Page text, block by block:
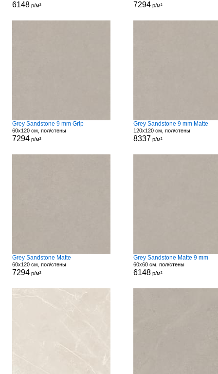
6148 р/м² 7294 р/м²
Grey Sandstone 9 mm Grip
60x120 см, пол/стены
7294 р/м²
Grey Sandstone 9 mm Matte
120x120 см, пол/стены
8337 р/м²
Grey Sandstone Matte
60x120 см, пол/стены
7294 р/м²
Grey Sandstone Matte 9 mm
60x60 см, пол/стены
6148 р/м²